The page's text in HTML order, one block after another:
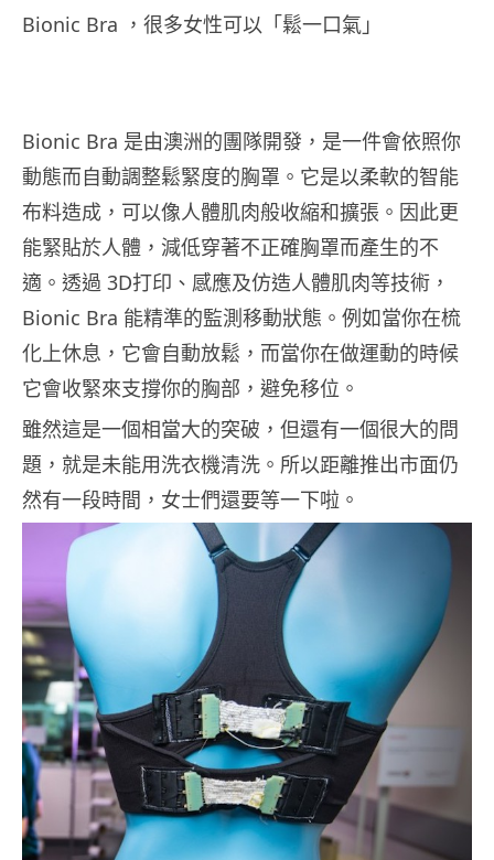
Bionic Bra ，很多女性可以「鬆一口氣」
Bionic Bra 是由澳洲的團隊開發，是一件會依照你
動態而自動調整鬆緊度的胸罩。它是以柔軟的智能
布料造成，可以像人體肌肉般收縮和擴張。因此更
能緊貼於人體，減低穿著不正確胸罩而產生的不
適。透過 3D打印、感應及仿造人體肌肉等技術，
Bionic Bra 能精準的監測移動狀態。例如當你在梳
化上休息，它會自動放鬆，而當你在做運動的時候
它會收緊來支撐你的胸部，避免移位。
雖然這是一個相當大的突破，但還有一個很大的問
題，就是未能用洗衣機清洗。所以距離推出市面仍
然有一段時間，女士們還要等一下啦。